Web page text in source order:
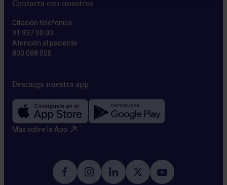
Contacta con nosotros
Citación telefónica
91 937 00 00
Atención al paciente
800 088 050
Descarga nuestra app
Más sobre la App​